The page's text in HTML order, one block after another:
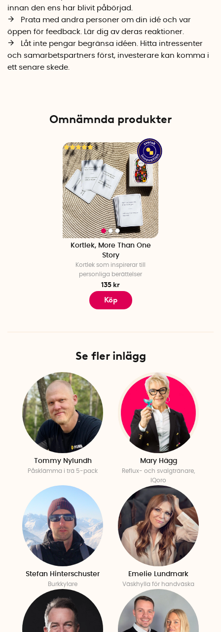
innan den ens har blivit påbörjad.
Prata med andra personer om din idé och var
öppen för feedback. Lär dig av deras reaktioner.
Låt inte pengar begränsa idéen. Hitta intressenter
och samarbetspartners först, investerare kan komma i
ett senare skede.
Omnämnda produkter
Kortlek, More Than One
Story
Kortlek som inspirerar till
personliga berättelser
135 kr
Köp
Se fler inlägg
Tommy Nylundh
Påsklämma i trä 5-pack
Mary Hägg
Reflux- och svalgtränare,
IQoro
Stefan Hinterschuster
Burkkylare
Emelie Lundmark
Väskhylla för handväska